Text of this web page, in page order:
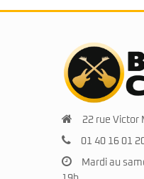
22 rue Victor
01 40 16 01
Mardi au